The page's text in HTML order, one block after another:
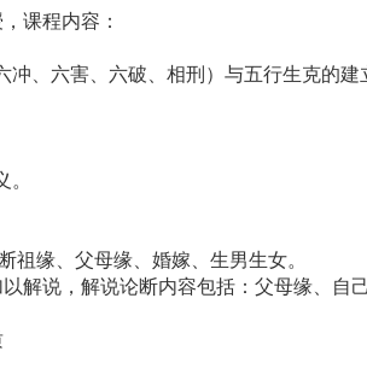
课程内容：
、六害、六破、相刑）与五行生克的建
缘、父母缘、婚嫁、生男生女。
解说，解说论断内容包括：父母缘、自